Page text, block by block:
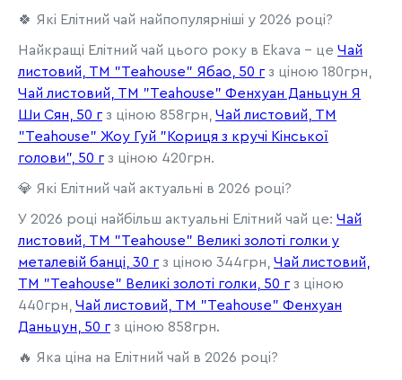
🍀 Які Елітний чай найпопулярніші у 2026 році?
Найкращі Елітний чай цього року в Ekava - це Чай
листовий, ТМ "Teahouse" Ябао, 50 г з ціною 180грн,
Чай листовий, ТМ "Teahouse" Фенхуан Даньцун Я
Ши Сян, 50 г з ціною 858грн, Чай листовий, ТМ
"Teahouse" Жоу Гуй "Кориця з кручі Кінської
голови", 50 г з ціною 420грн.
💎 Які Елітний чай актуальні в 2026 році?
У 2026 році найбільш актуальні Елітний чай це: Чай
листовий, ТМ "Teahouse" Великі золоті голки у
металевій банці, 30 г з ціною 344грн, Чай листовий,
ТМ "Teahouse" Великі золоті голки, 50 г з ціною
440грн, Чай листовий, ТМ "Teahouse" Фенхуан
Даньцун, 50 г з ціною 858грн.
🔥 Яка ціна на Елітний чай в 2026 році?